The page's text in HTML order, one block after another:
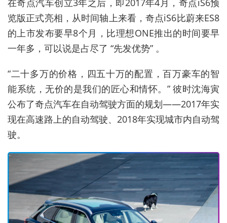
览版正式亮相，从时间轴上来看，奇点iS6比蔚来ES8
的上市发布要早8个月，比理想ONE推出的时间要早
一年多，可以说是占尽了 “先发优势” 。
“二十多万的价格，四五十万的配置，百万豪车的智
能系统，无价的是我们的匠心和情怀。” 彼时沈海寅
公布了奇点汽车在自动驾驶方面的规划——2017年实
现在高速路上的自动驾驶、2018年实现城市内自动驾
驶。